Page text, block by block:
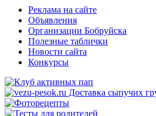
Реклама на сайте
Объявления
Организации Бобруйска
Полезные таблички
Новости сайта
Конкурсы